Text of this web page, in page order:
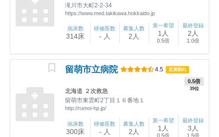
滝川市大町2-2-34
https://www.med.takikawa.hokkaido.jp
病床数
314床
研修医数
- 人
募集人数
2人
第一希望
1人
0.5倍
最終登録
2人
1.0倍
留萌市立病院 4.5 定員割れ
0.5倍
39位
北海道 ２次救急
留萌市東雲町2丁目１６番地１
http://rumoi-hp.jp/
病床数
300床
研修医数
- 人
募集人数
2人
第一希望
1人
0.5倍
最終登録
3人
1.5倍